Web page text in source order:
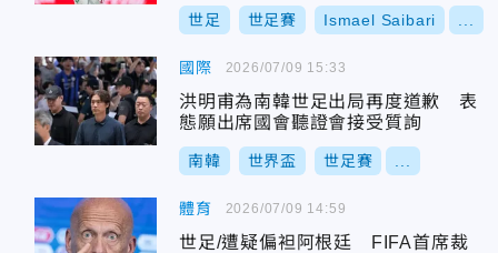
世足 世足賽 Ismael Saibari
國際
洪明甫為南韓世足出局再度道歉 表
態願出席國會聽證會接受質詢
南韓 世界盃 世足賽
2026/07/09 15:33
體育
世足/遭疑偏袒阿根廷 FIFA首席裁
2026/07/09 14:59